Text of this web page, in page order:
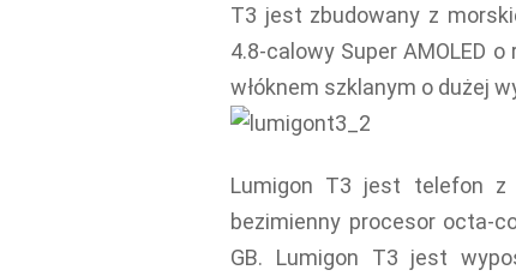
T3 jest zbudowany z
4.8-calowy Super AMOLED
włóknem szklanym o dużej
Lumigon T3 jest telefon z
bezimienny procesor octa-
GB. Lumigon T3 jest